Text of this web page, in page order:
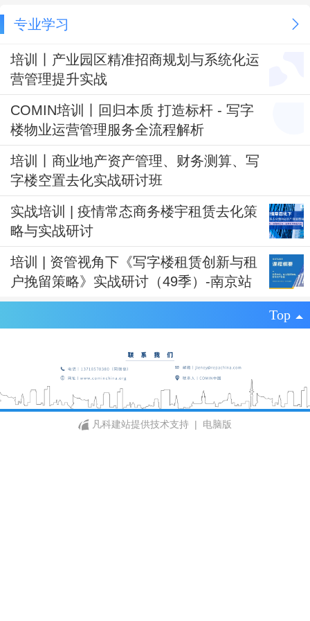
专业学习
培训丨产业园区精准招商规划与系统化运
营管理提升实战
COMIN培训丨回归本质 打造标杆 - 写字
楼物业运营管理服务全流程解析
培训丨商业地产资产管理、财务测算、写
字楼空置去化实战研讨班
实战培训 | 疫情常态商务楼宇租赁去化策
略与实战研讨
培训 | 资管视角下《写字楼租赁创新与租
户挽留策略》实战研讨（49季）-南京站
Top
凡科建站提供技术支持 | 电脑版